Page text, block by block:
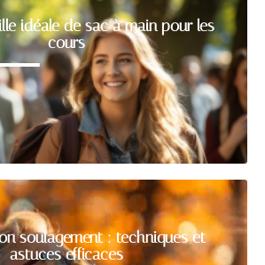
idéale de sac à main pour les
cours
soulagement : techniques et
astuces efficaces